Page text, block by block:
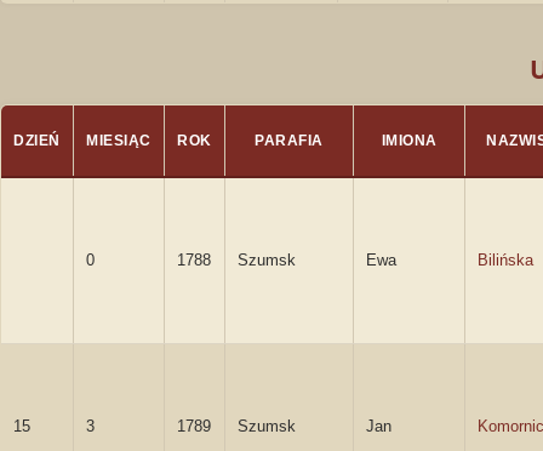
DZIEŃ MIESIĄC ROK PARAFIA IMIONA
0 1788 Szumsk Ewa Bilińska
15 3 1789 Szumsk Jan